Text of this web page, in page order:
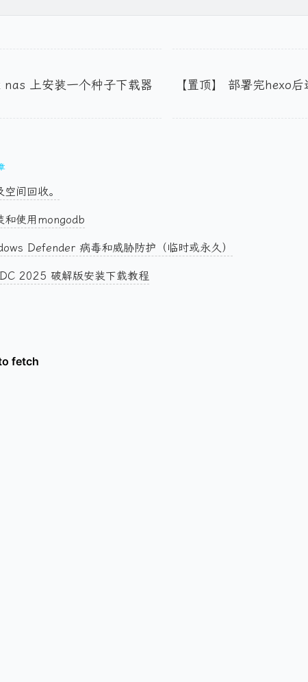
上安装一个种子下载器
【置顶】 部署完hexo
间回收。
和使用mongodb
Defender 病毒和威胁防护（临时或永久）
2025 破解版安装下载教程